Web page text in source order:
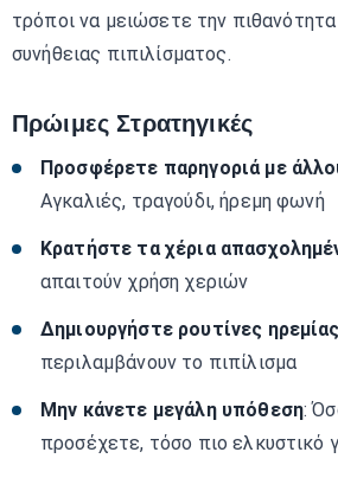
τρόποι να μειώσετε την
συνήθειας πιπιλίσματος.
Πρώιμες Στρατηγικές
Προσφέρετε παρηγοριά με
Αγκαλιές, τραγούδι, ήρεμη φωνή
Κρατήστε τα χέρια
απαιτούν χρήση χεριών
Δημιουργήστε ρουτίνες ηρεμίας
περιλαμβάνουν το πιπίλισμα
Μην κάνετε μεγάλη υπόθεση:
προσέχετε, τόσο πιο ελκυστικό